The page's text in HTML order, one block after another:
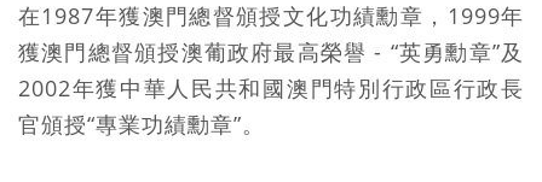
在1987年獲澳門總督頒授文化功績勳章，1999年
獲澳門總督頒授澳葡政府最高榮譽 - “英勇勳章”及
2002年獲中華人民共和國澳門特別行政區行政長
官頒授“專業功績勳章”。